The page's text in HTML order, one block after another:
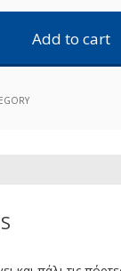
Add to cart